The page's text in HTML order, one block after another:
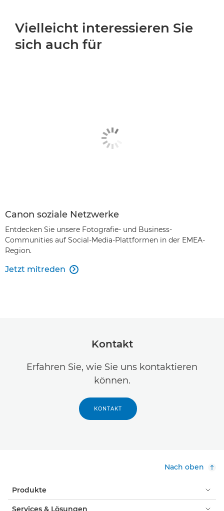
Vielleicht interessieren Sie
sich auch für
Canon soziale Netzwerke
Entdecken Sie unsere Fotografie- und Business-
Communities auf Social-Media-Plattformen in der EMEA-
Region.
Jetzt mitreden 
Kontakt
Erfahren Sie, wie Sie uns kontaktieren
können.
KONTAKT
Nach oben
Produkte
Services & Lösungen